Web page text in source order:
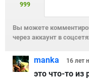
999
Вы можете
через аккаунт в
manka 16 лет
это что-то из